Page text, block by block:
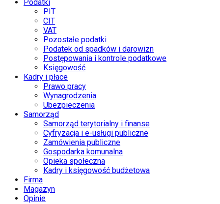
Podatki
PIT
CIT
VAT
Pozostałe podatki
Podatek od spadków i darowizn
Postępowania i kontrole podatkowe
Księgowość
Kadry i płace
Prawo pracy
Wynagrodzenia
Ubezpieczenia
Samorząd
Samorząd terytorialny i finanse
Cyfryzacja i e-usługi publiczne
Zamówienia publiczne
Gospodarka komunalna
Opieka społeczna
Kadry i księgowość budżetowa
Firma
Magazyn
Opinie